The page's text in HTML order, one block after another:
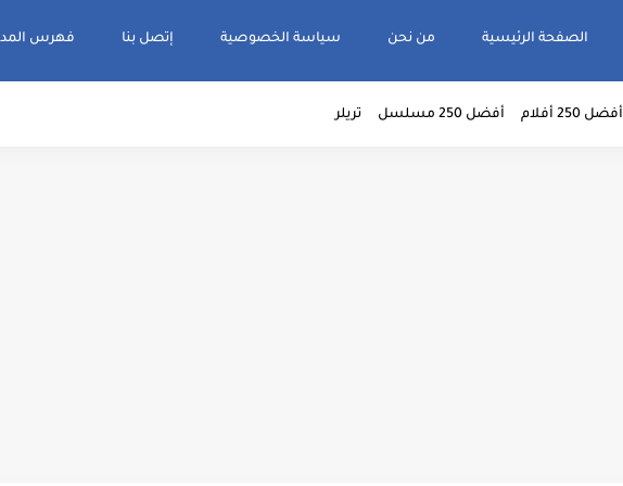
الصفحة الرئيسية من نحن سياسة الخصوصية إتصل بنا فهرس
أفضل 250 أفلام أفضل 250 مسلسل تريلر